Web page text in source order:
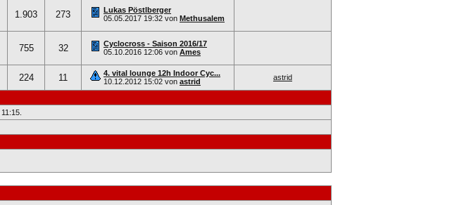
1.903 273
Lukas Pöstlberger
05.05.2017 19:32 von Methusalem
755 32
Cyclocross - Saison 2016/17
05.10.2016 12:06 von Ames
224 11
4. vital lounge 12h Indoor Cyc...
10.12.2012 15:02 von astrid astrid
11:15